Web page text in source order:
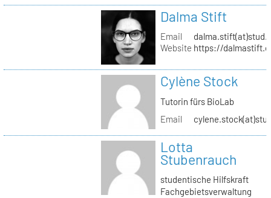
Dalma Stift
Email
Website https://
Cylène Stock
Tutorin fürs BioLab
Email
Lotta
Stubenrauch
studentische Hilfskraft
Fachgebietsverwaltung